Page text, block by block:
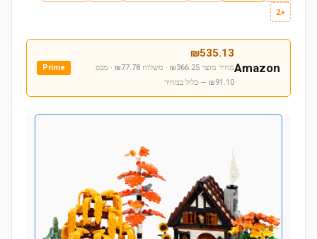
+2
Amazon
₪535.13
מחיר מוצר ₪366.25 · משלוח ₪77.78 · מכס
₪91.10 — כלול במחיר
Prime